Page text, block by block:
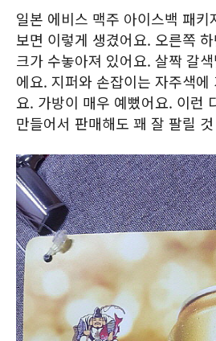
일본 에비스 맥주 아이스백 패키
보면 이렇게 생겼어요. 오른쪽
크가 수놓아져 있어요. 살짝 갈
에요. 지퍼와 손잡이는 자주색에
요. 가방이 매우 예뻤어요. 이런
만들어서 판매해도 꽤 잘 팔릴